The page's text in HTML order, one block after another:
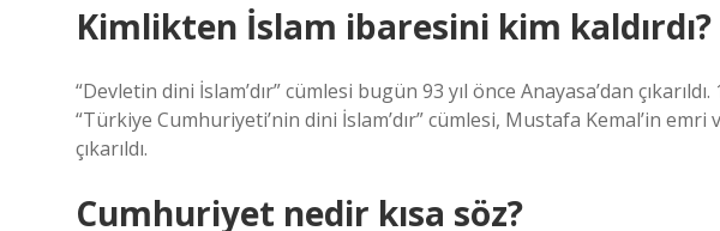
Kimlikten İslam ibaresini kim kaldırdı?
“Devletin dini İslam’dır” cümlesi bugün 93 yıl önce Anayasa’dan
“Türkiye Cumhuriyeti’nin dini İslam’dır” cümlesi, Mustafa Kemal’in emri
çıkarıldı.
Cumhuriyet nedir kısa söz?